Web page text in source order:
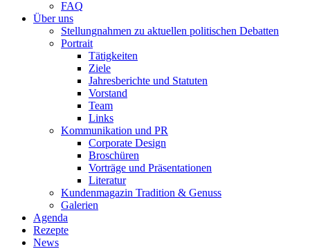
FAQ
Über uns
Stellungnahmen zu aktuellen politischen Debatten
Portrait
Tätigkeiten
Ziele
Jahresberichte und Statuten
Vorstand
Team
Links
Kommunikation und PR
Corporate Design
Broschüren
Vorträge und Präsentationen
Literatur
Kundenmagazin Tradition & Genuss
Galerien
Agenda
Rezepte
News